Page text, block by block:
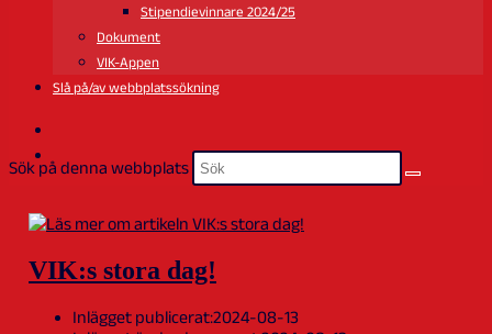
Stipendievinnare 2024/25
Dokument
VIK-Appen
Slå på/av webbplatssökning
Sök på denna webbplats
VIK:s stora dag!
Inlägget publicerat:2024-08-13